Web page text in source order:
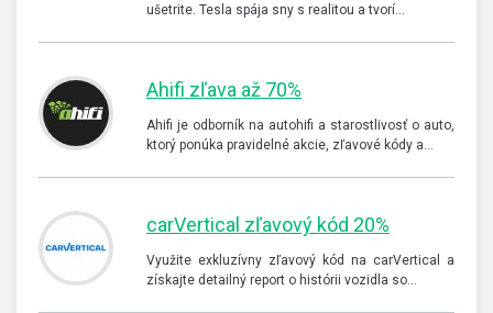
ušetrite. Tesla spája sny s realitou a tvorí…
Ahifi zľava až 70%
Ahifi je odborník na autohifi a starostlivosť o auto,
ktorý ponúka pravidelné akcie, zľavové kódy a…
carVertical zľavový kód 20%
Využite exkluzívny zľavový kód na carVertical a
získajte detailný report o histórii vozidla so…